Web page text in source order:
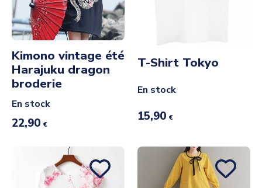
Kimono vintage été
Harajuku dragon
broderie
En stock
22,90 €
T-Shirt Tokyo
En stock
15,90 €